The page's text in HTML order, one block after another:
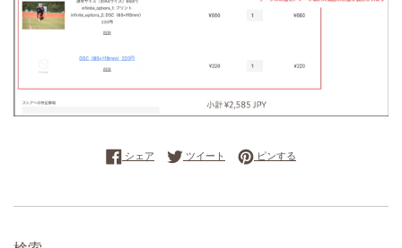
シェア Facebookでシェアする
ツイート Twitterに投稿する
ピンする